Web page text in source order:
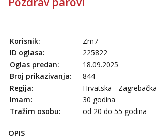
Korisnik:
Zm7
ID oglasa:
225822
Oglas predan:
18.09.2025
Broj prikazivanja:
844
Regija:
Hrvatska - Zagrebačka
Imam:
30 godina
Tražim osobu:
od 20 do 55 godina
OPIS